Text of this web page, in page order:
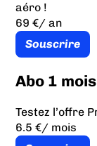
aéro !
69 €/ an
Souscrire
Abo 1 mois
Testez l’offre
6.5 €/ mois